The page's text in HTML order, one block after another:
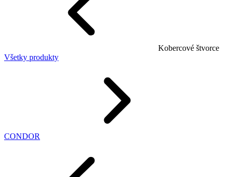
Kobercové štvorce
Všetky produkty
CONDOR